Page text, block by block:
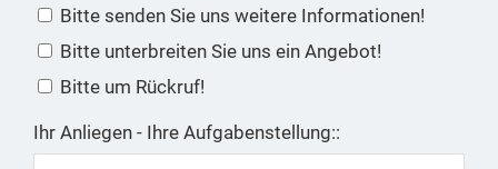
Bitte senden Sie uns weitere Informationen!
Bitte unterbreiten Sie uns ein Angebot!
Bitte um Rückruf!
Ihr Anliegen - Ihre Aufgabenstellung::